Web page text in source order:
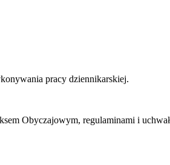
pracy dziennikarskiej.
Obyczajowym, regulaminami i